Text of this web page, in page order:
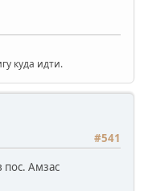
куда идти.
#541
пос. Амзас